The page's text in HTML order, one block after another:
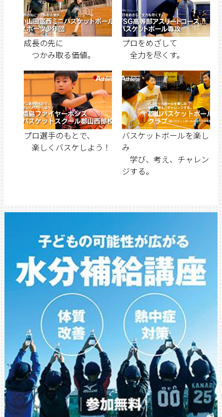
成長の先に
つかみ取る価値。
プロをめざして
全力を尽くす。
プロ選手のもとで、
楽しくバスケしよう！
バスケットボールを楽し
み
学び、考え、チャレン
ジする。